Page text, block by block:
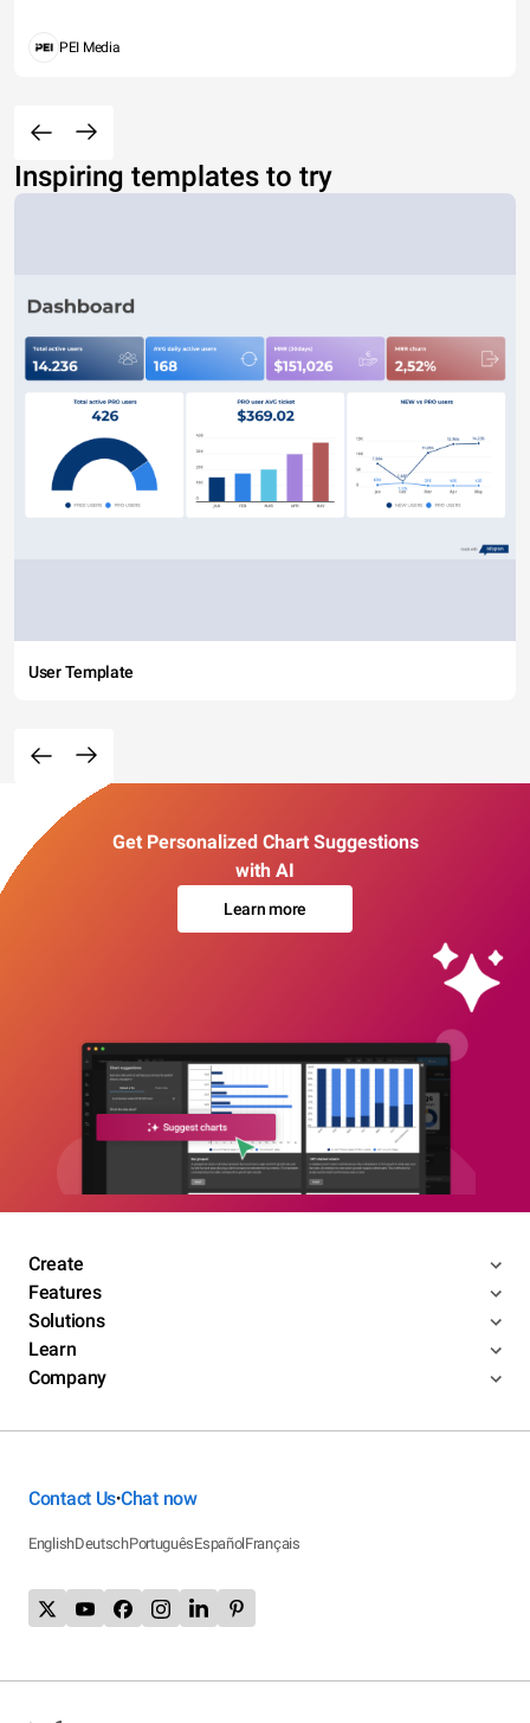
PEI Media
Inspiring templates to try
User Template
Get Personalized Chart Suggestions
with AI
Learn more
Create
Features
Solutions
Learn
Company
Contact Us•Chat now
EnglishDeutschPortuguêsEspañolFrançais